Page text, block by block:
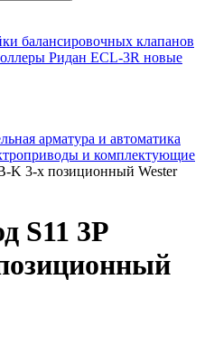
балансировочных клапанов
Ридан ECL-3R новые
арматура и автоматика
и комплектующие
K 3-х позиционный Wester
S11 3P